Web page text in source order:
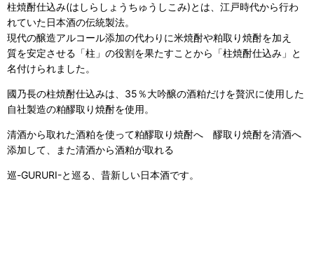
柱焼酎仕込み(はしらしょうちゅうしこみ)とは、 江戸時代から行わ
れていた日本酒の伝統製法。
現代の醸造アルコール添加の代わりに米焼酎や粕取り焼酎を加え
質を安定させる「柱」の役割を果たすことから「柱焼酎仕込み」と
名付けられました。
國乃長の柱焼酎仕込みは、35％大吟醸の酒粕だけを贅沢に使用した
自社製造の粕醪取り焼酎を使用。
清酒から取れた酒粕を使って粕醪取り焼酎へ 醪取り焼酎を清酒へ
添加して、また清酒から酒粕が取れる
巡-GURURI-と巡る、昔新しい日本酒です。